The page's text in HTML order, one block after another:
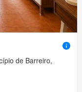
de Barreiro,